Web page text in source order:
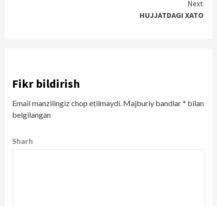
Next
HUJJATDAGI XATO
Fikr bildirish
Email manzilingiz chop etilmaydi. Majburiy bandlar* bilan
belgilangan
Sharh